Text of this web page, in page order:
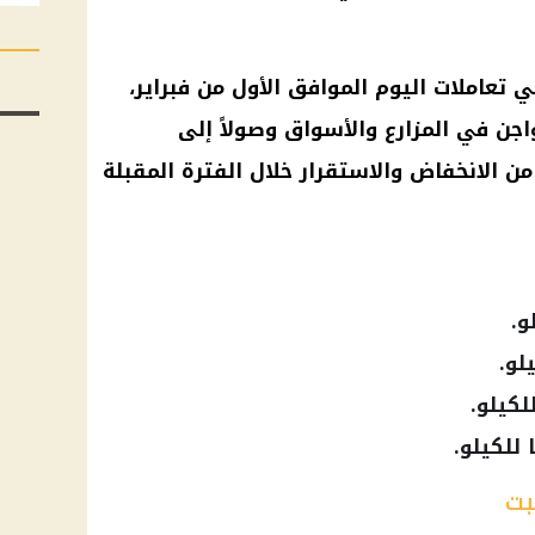
اليوم الموافق الأول من فبراير،
في المزارع والأسواق وصولاً إلى
والاستقرار خلال الفترة المقبلة